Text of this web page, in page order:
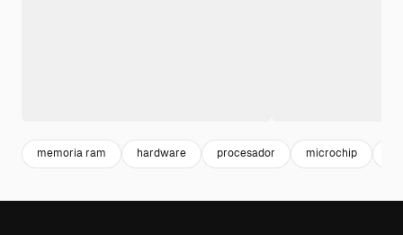
memoria ram hardware procesador microchip